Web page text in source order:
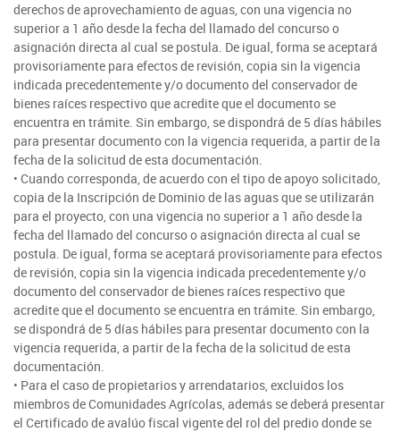
derechos de aprovechamiento de aguas, con una vigencia no
superior a 1 año desde la fecha del llamado del concurso o
asignación directa al cual se postula. De igual, forma se aceptará
provisoriamente para efectos de revisión, copia sin la vigencia
indicada precedentemente y/o documento del conservador de
bienes raíces respectivo que acredite que el documento se
encuentra en trámite. Sin embargo, se dispondrá de 5 días hábiles
para presentar documento con la vigencia requerida, a partir de la
fecha de la solicitud de esta documentación.
• Cuando corresponda, de acuerdo con el tipo de apoyo solicitado,
copia de la Inscripción de Dominio de las aguas que se utilizarán
para el proyecto, con una vigencia no superior a 1 año desde la
fecha del llamado del concurso o asignación directa al cual se
postula. De igual, forma se aceptará provisoriamente para efectos
de revisión, copia sin la vigencia indicada precedentemente y/o
documento del conservador de bienes raíces respectivo que
acredite que el documento se encuentra en trámite. Sin embargo,
se dispondrá de 5 días hábiles para presentar documento con la
vigencia requerida, a partir de la fecha de la solicitud de esta
documentación.
• Para el caso de propietarios y arrendatarios, excluidos los
miembros de Comunidades Agrícolas, además se deberá presentar
el Certificado de avalúo fiscal vigente del rol del predio donde se